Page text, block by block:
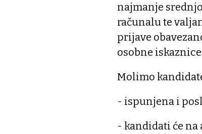
najmanje
računalu te
prijave
osobne
Molimo
- ispunjena i
- kandidati će na